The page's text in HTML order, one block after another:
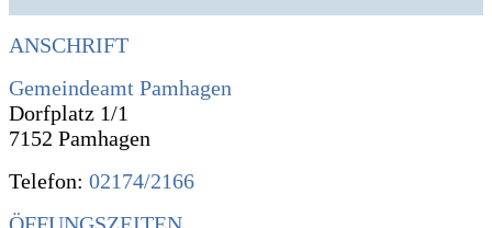
ANSCHRIFT
Gemeindeamt Pamhagen
Dorfplatz 1/1
7152 Pamhagen
Telefon: 02174/2166